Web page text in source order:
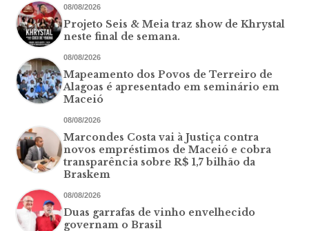
08/08/2026
Projeto Seis & Meia traz show de Khrystal
neste final de semana.
08/08/2026
Mapeamento dos Povos de Terreiro de
Alagoas é apresentado em seminário em
Maceió
08/08/2026
Marcondes Costa vai à Justiça contra
novos empréstimos de Maceió e cobra
transparência sobre R$ 1,7 bilhão da
Braskem
08/08/2026
Duas garrafas de vinho envelhecido
governam o Brasil